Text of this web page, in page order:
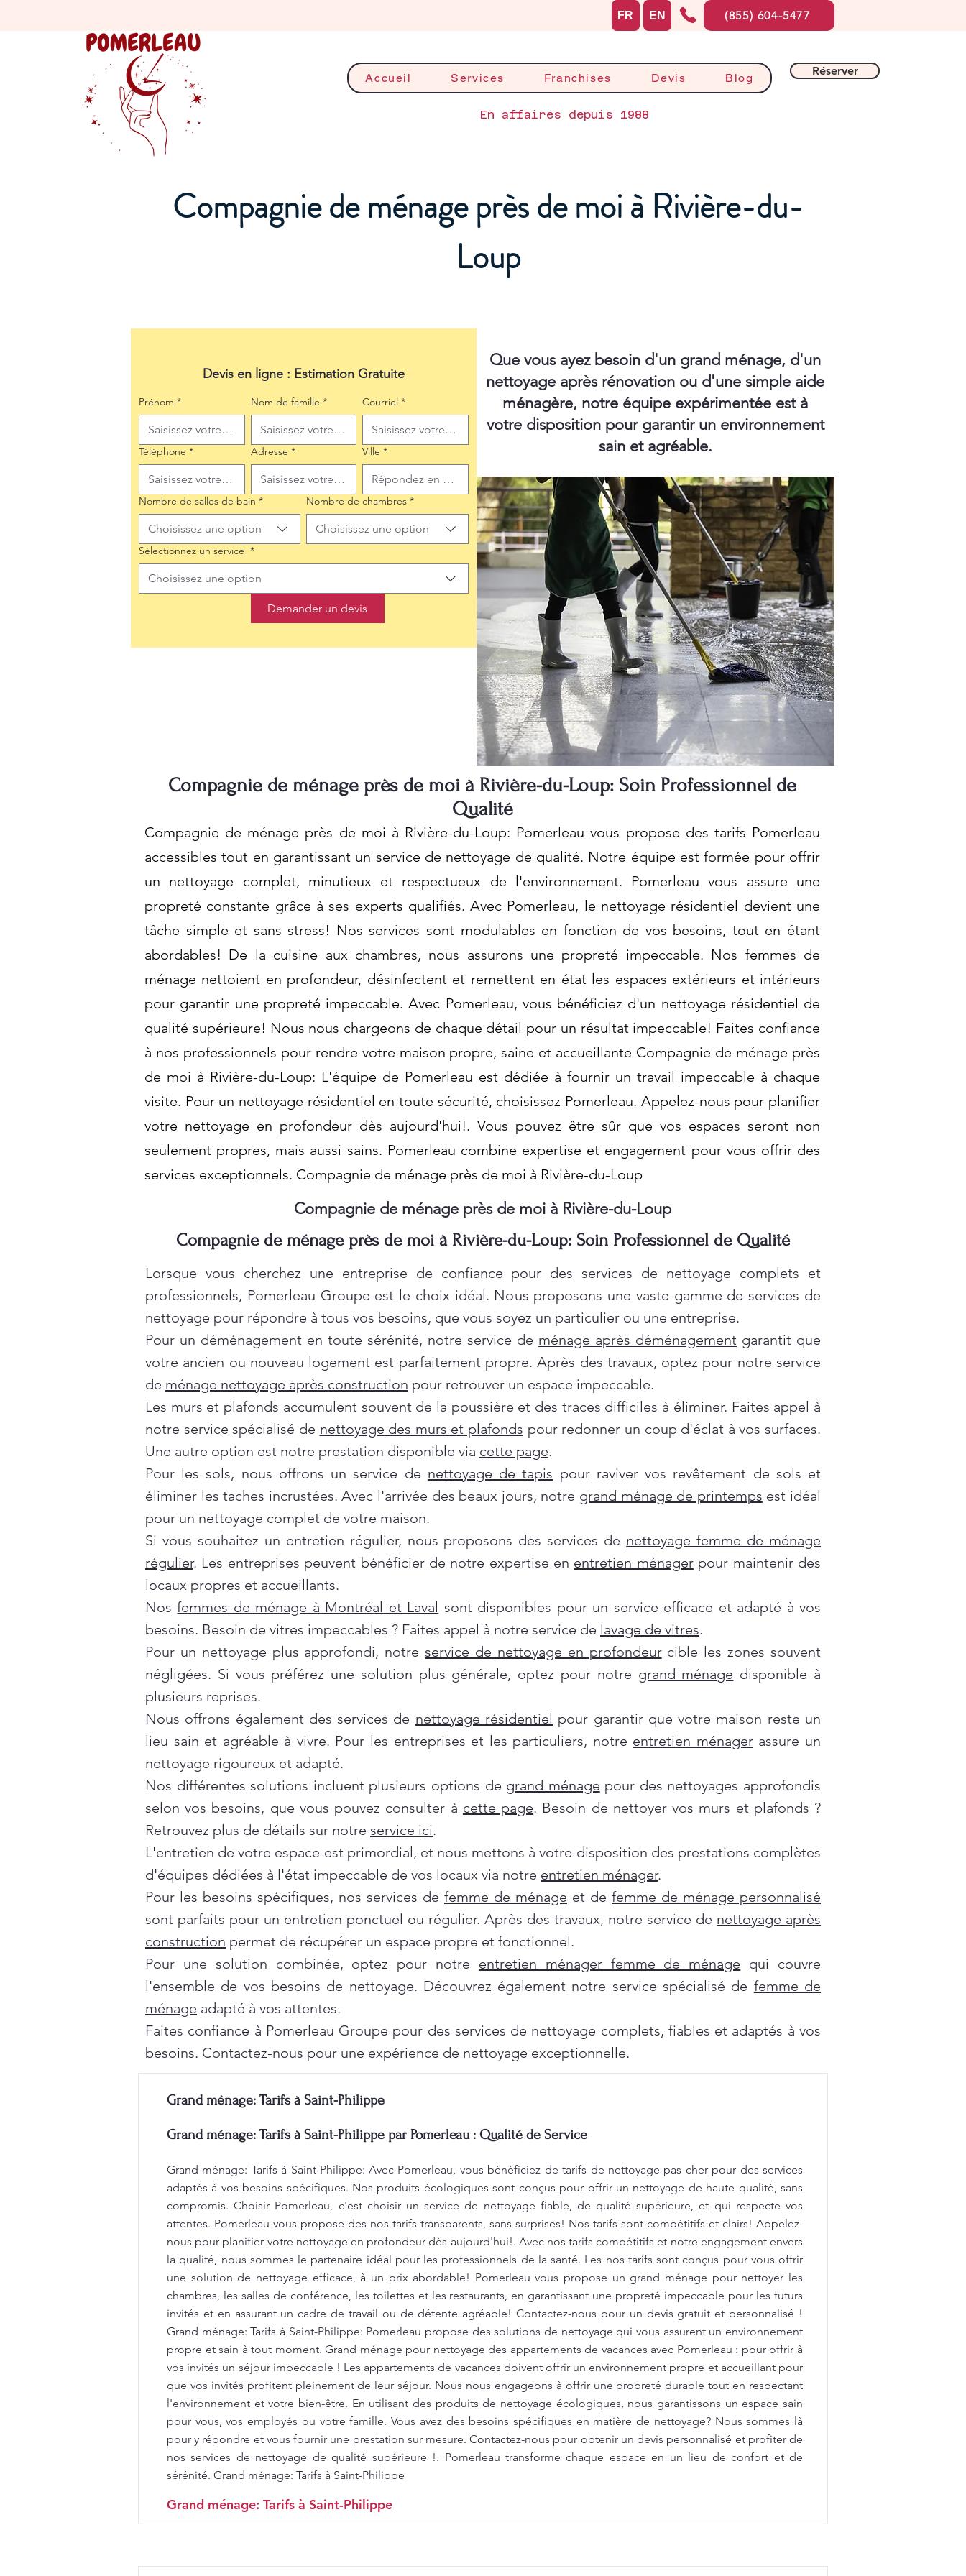
Accueil Services Franchises Devis Blog
Réserver
En affaires depuis 1988
FR EN (855) 604-5477
Compagnie de ménage près de moi à Rivière-du-
Loup
Devis en ligne : Estimation Gratuite
Prénom * Nom de famille * Courriel *
Téléphone * Adresse * Ville *
Nombre de salles de bain *
Choisissez une option
Nombre de chambres *
Choisissez une option
Sélectionnez un service *
Choisissez une option
Demander un devis
Que vous ayez besoin d'un grand ménage, d'un
nettoyage après rénovation ou d'une simple aide
ménagère, notre équipe expérimentée est à
votre disposition pour garantir un environnement
sain et agréable.
Compagnie de ménage près de moi à Rivière-du-Loup: Soin Professionnel de
Qualité
Compagnie de ménage près de moi à Rivière-du-Loup: Pomerleau vous propose des tarifs Pomerleau
accessibles tout en garantissant un service de nettoyage de qualité. Notre équipe est formée pour offrir
un nettoyage complet, minutieux et respectueux de l'environnement. Pomerleau vous assure une
propreté constante grâce à ses experts qualifiés. Avec Pomerleau, le nettoyage résidentiel devient une
tâche simple et sans stress! Nos services sont modulables en fonction de vos besoins, tout en étant
abordables! De la cuisine aux chambres, nous assurons une propreté impeccable. Nos femmes de
ménage nettoient en profondeur, désinfectent et remettent en état les espaces extérieurs et intérieurs
pour garantir une propreté impeccable. Avec Pomerleau, vous bénéficiez d'un nettoyage résidentiel de
qualité supérieure! Nous nous chargeons de chaque détail pour un résultat impeccable! Faites confiance
à nos professionnels pour rendre votre maison propre, saine et accueillante Compagnie de ménage près
de moi à Rivière-du-Loup: L'équipe de Pomerleau est dédiée à fournir un travail impeccable à chaque
visite. Pour un nettoyage résidentiel en toute sécurité, choisissez Pomerleau. Appelez-nous pour planifier
votre nettoyage en profondeur dès aujourd'hui!. Vous pouvez être sûr que vos espaces seront non
seulement propres, mais aussi sains. Pomerleau combine expertise et engagement pour vous offrir des
services exceptionnels. Compagnie de ménage près de moi à Rivière-du-Loup
Compagnie de ménage près de moi à Rivière-du-Loup
Compagnie de ménage près de moi à Rivière-du-Loup: Soin Professionnel de Qualité
Lorsque vous cherchez une entreprise de confiance pour des services de nettoyage complets et
professionnels, Pomerleau Groupe est le choix idéal. Nous proposons une vaste gamme de services de
nettoyage pour répondre à tous vos besoins, que vous soyez un particulier ou une entreprise.
Pour un déménagement en toute sérénité, notre service de ménage après déménagement garantit que
votre ancien ou nouveau logement est parfaitement propre. Après des travaux, optez pour notre service
de ménage nettoyage après construction pour retrouver un espace impeccable.
Les murs et plafonds accumulent souvent de la poussière et des traces difficiles à éliminer. Faites appel à
notre service spécialisé de nettoyage des murs et plafonds pour redonner un coup d'éclat à vos surfaces.
Une autre option est notre prestation disponible via cette page.
Pour les sols, nous offrons un service de nettoyage de tapis pour raviver vos revêtement de sols et
éliminer les taches incrustées. Avec l'arrivée des beaux jours, notre grand ménage de printemps est idéal
pour un nettoyage complet de votre maison.
Si vous souhaitez un entretien régulier, nous proposons des services de nettoyage femme de ménage
régulier. Les entreprises peuvent bénéficier de notre expertise en entretien ménagerpour maintenir des
locaux propres et accueillants.
Nosfemmes de ménage à Montréal et Laval sont disponibles pour un service efficace et adapté à vos
besoins. Besoin de vitres impeccables ? Faites appel à notre service de lavage de vitres.
Pour un nettoyage plus approfondi, notreservice de nettoyage en profondeurcible les zones souvent
négligées. Si vous préférez une solution plus générale, optez pour notre grand ménage disponible à
plusieurs reprises.
Nous offrons également des services de nettoyage résidentiel pour garantir que votre maison reste un
lieu sain et agréable à vivre. Pour les entreprises et les particuliers, notre entretien ménagerassure un
nettoyage rigoureux et adapté.
Nos différentes solutions incluent plusieurs options de grand ménage pour des nettoyages approfondis
selon vos besoins, que vous pouvez consulter à cette page. Besoin de nettoyer vos murs et plafonds ?
Retrouvez plus de détails sur notre service ici.
L'entretien de votre espace est primordial, et nous mettons à votre disposition des prestations complètes
d'équipes dédiées à l'état impeccable de vos locaux via notre entretien ménager.
Pour les besoins spécifiques, nos services de femme de ménage et de femme de ménage personnalisé
sont parfaits pour un entretien ponctuel ou régulier. Après des travaux, notre service de nettoyage après
construction permet de récupérer un espace propre et fonctionnel.
Pour une solution combinée, optez pour notre entretien ménager femme de ménage qui couvre
l'ensemble de vos besoins de nettoyage. Découvrez également notre service spécialisé de femme de
ménage adapté à vos attentes.
Faites confiance à Pomerleau Groupe pour des services de nettoyage complets, fiables et adaptés à vos
besoins. Contactez-nous pour une expérience de nettoyage exceptionnelle.
Grand ménage: Tarifs à Saint-Philippe
Grand ménage: Tarifs à Saint-Philippe par Pomerleau : Qualité de Service
Grand ménage: Tarifs à Saint-Philippe: Avec Pomerleau, vous bénéficiez de tarifs de nettoyage pas cher pour des services
adaptés à vos besoins spécifiques. Nos produits écologiques sont conçus pour offrir un nettoyage de haute qualité, sans
compromis. Choisir Pomerleau, c'est choisir un service de nettoyage fiable, de qualité supérieure, et qui respecte vos
attentes. Pomerleau vous propose des nos tarifs transparents, sans surprises! Nos tarifs sont compétitifs et clairs! Appelez-
nous pour planifier votre nettoyage en profondeur dès aujourd'hui!. Avec nos tarifs compétitifs et notre engagement envers
la qualité, nous sommes le partenaire idéal pour les professionnels de la santé. Les nos tarifs sont conçus pour vous offrir
une solution de nettoyage efficace, à un prix abordable! Pomerleau vous propose un grand ménage pour nettoyer les
chambres, les salles de conférence, les toilettes et les restaurants, en garantissant une propreté impeccable pour les futurs
invités et en assurant un cadre de travail ou de détente agréable! Contactez-nous pour un devis gratuit et personnalisé !
Grand ménage: Tarifs à Saint-Philippe: Pomerleau propose des solutions de nettoyage qui vous assurent un environnement
propre et sain à tout moment. Grand ménage pour nettoyage des appartements de vacances avec Pomerleau : pour offrir à
vos invités un séjour impeccable ! Les appartements de vacances doivent offrir un environnement propre et accueillant pour
que vos invités profitent pleinement de leur séjour. Nous nous engageons à offrir une propreté durable tout en respectant
l'environnement et votre bien-être. En utilisant des produits de nettoyage écologiques, nous garantissons un espace sain
pour vous, vos employés ou votre famille. Vous avez des besoins spécifiques en matière de nettoyage? Nous sommes là
pour y répondre et vous fournir une prestation sur mesure. Contactez-nous pour obtenir un devis personnalisé et profiter de
nos services de nettoyage de qualité supérieure !. Pomerleau transforme chaque espace en un lieu de confort et de
sérénité. Grand ménage: Tarifs à Saint-Philippe
Grand ménage: Tarifs à Saint-Philippe